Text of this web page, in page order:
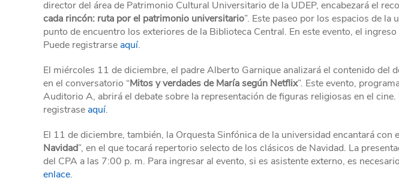
director del área de Patrimonio Cultural Universitario de la UDEP, encabezará el
cada rincón: ruta por el patrimonio universitario”. Este paseo por los espacios de la
punto de encuentro los exteriores de la Biblioteca Central. En este evento, el
Puede registrarse aquí.
El miércoles 11 de diciembre, el padre Alberto Garnique analizará el contenido del
en el conversatorio “Mitos y verdades de María según Netflix”. Este evento,
Auditorio A, abrirá el debate sobre la representación de figuras religiosas en el
registrase aquí.
El 11 de diciembre, también, la Orquesta Sinfónica de la universidad encantará con
Navidad”, en el que tocará repertorio selecto de los clásicos de Navidad. La
del CPA a las 7:00 p. m. Para ingresar al evento, si es asistente externo, es
enlace.